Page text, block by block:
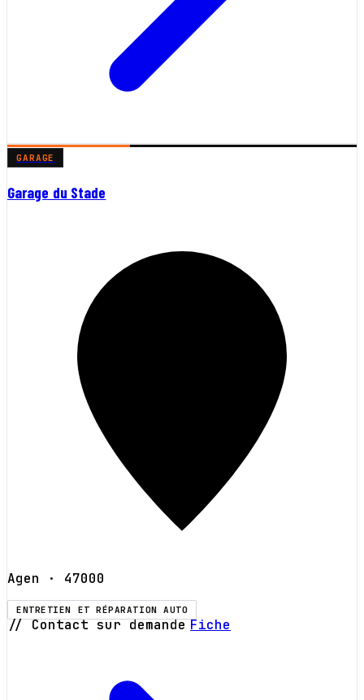
GARAGE
Garage du Stade
Agen · 47000
ENTRETIEN ET RÉPARATION AUTO
// Contact sur demande Fiche